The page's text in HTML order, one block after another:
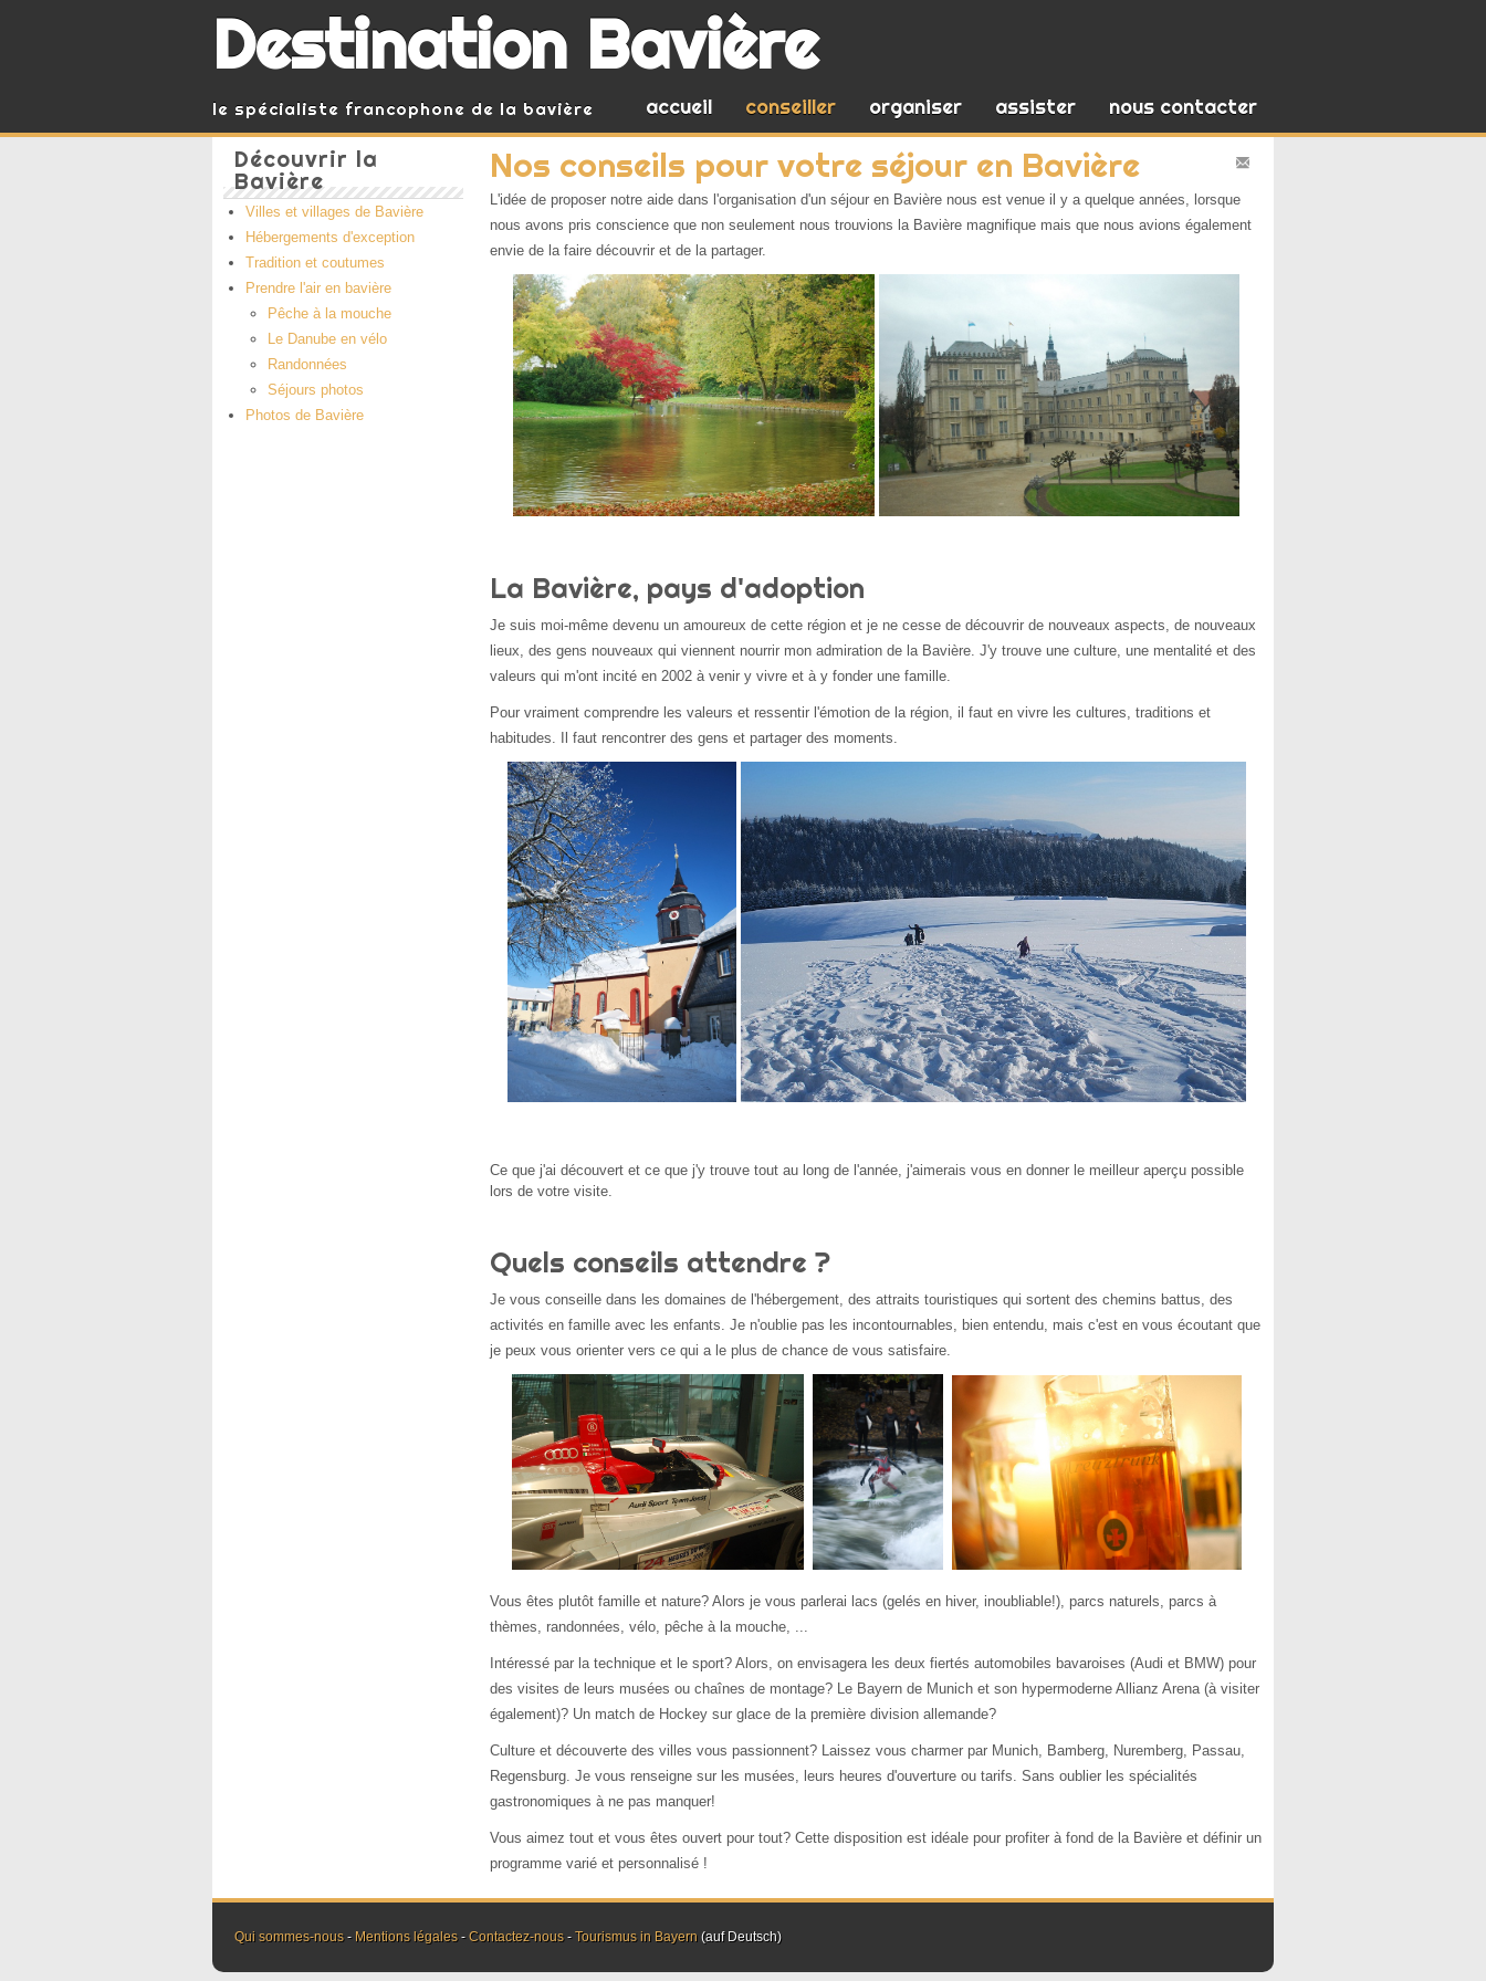
Destination Bavière
le spécialiste francophone de la bavière accueil conseiller organiser assister nous contacter
Découvrir la
Bavière
Villes et villages de Bavière
Hébergements d'exception
Tradition et coutumes
Prendre l'air en bavière
Pêche à la mouche
Le Danube en vélo
Randonnées
Séjours photos
Photos de Bavière
Nos conseils pour votre séjour en Bavière
mail
L'idée de proposer notre aide dans l'organisation d'un séjour en Bavière nous est venue il y a quelque années, lorsque
nous avons pris conscience que non seulement nous trouvions la Bavière magnifique mais que nous avions également
envie de la faire découvrir et de la partager.
La Bavière, pays d'adoption
Je suis moi-même devenu un amoureux de cette région et je ne cesse de découvrir de nouveaux aspects, de nouveaux
lieux, des gens nouveaux qui viennent nourrir mon admiration de la Bavière. J'y trouve une culture, une mentalité et des
valeurs qui m'ont incité en 2002 à venir y vivre et à y fonder une famille.
Pour vraiment comprendre les valeurs et ressentir l'émotion de la région, il faut en vivre les cultures, traditions et
habitudes. Il faut rencontrer des gens et partager des moments.
Ce que j'ai découvert et ce que j'y trouve tout au long de l'année, j'aimerais vous en donner le meilleur aperçupossible
lors de votre visite.
Quels conseils attendre ?
Je vous conseille dans les domaines de l'hébergement, des attraits touristiques qui sortent des chemins battus, des
activités en famille avec les enfants. Je n'oublie pas les incontournables, bien entendu, mais c'est en vous écoutant que
je peux vous orienter vers ce qui a le plus de chance de vous satisfaire.
Vous êtes plutôt famille et nature? Alors je vous parlerai lacs (gelés en hiver, inoubliable!), parcs naturels, parcs à
thèmes, randonnées, vélo, pêche à la mouche, ...
Intéressé par la technique et le sport? Alors, on envisagera les deux fiertés automobiles bavaroises (Audi et BMW) pour
des visites de leurs musées ou chaînes de montage? Le Bayern de Munich et son hypermoderne Allianz Arena (à visiter
également)? Un match de Hockey sur glace de la première division allemande?
Culture et découverte des villes vous passionnent? Laissez vous charmer par Munich, Bamberg, Nuremberg, Passau,
Regensburg. Je vous renseigne sur les musées, leurs heures d'ouverture ou tarifs. Sans oublier les spécialités
gastronomiques à ne pas manquer!
Vous aimez tout et vous êtes ouvert pour tout? Cette disposition est idéale pour profiter à fond de la Bavière et définir un
programme varié et personnalisé !
Qui sommes-nous- Mentions légales- Contactez-nous- Tourismus in Bayern (auf Deutsch)